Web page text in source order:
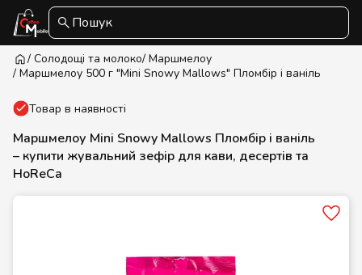
Пошук
/ Солодощі та молоко/ Маршмелоу
/ Mаршмелоу 500 г "Mini Snowy Mallows" Пломбір і ваніль
Товар в наявності
Маршмелоу Mini Snowy Mallows Пломбір і ваніль
– купити жувальний зефір для кави, десертів та
HoReCa